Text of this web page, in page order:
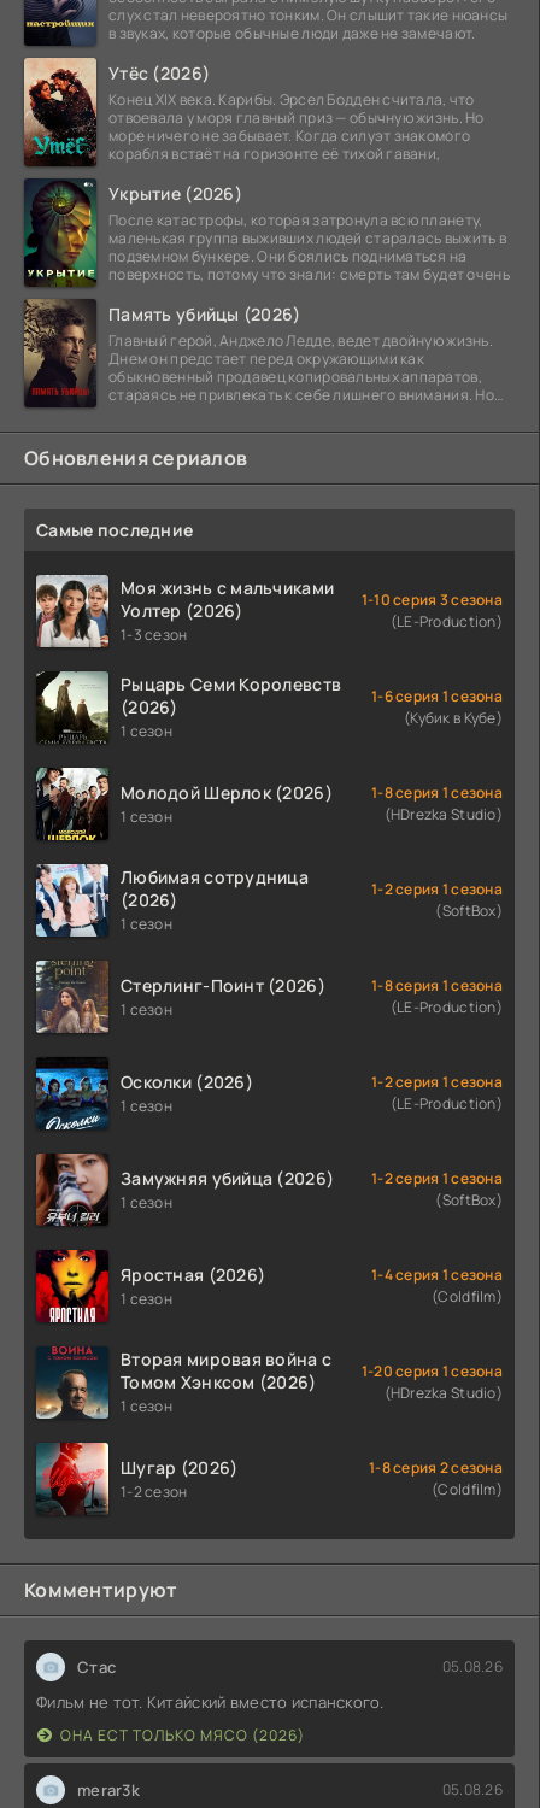
слух стал невероятно тонким. Он слышит такие нюансы
в звуках, которые обычные люди даже не замечают.
Утёс (2026)
Конец XIX века. Карибы. Эрсел Бодден считала, что
отвоевала у моря главный приз — обычную жизнь. Но
море ничего не забывает. Когда силуэт знакомого
корабля встаёт на горизонте её тихой гавани,
Укрытие (2026)
После катастрофы, которая затронула всю планету,
маленькая группа выживших людей старалась выжить в
подземном бункере. Они боялись подниматься на
поверхность, потому что знали: смерть там будет очень
Память убийцы (2026)
Главный герой, Анджело Ледде, ведет двойную жизнь.
Днем он предстает перед окружающими как
обыкновенный продавец копировальных аппаратов,
стараясь не привлекать к себе лишнего внимания. Но
Обновления сериалов
Самые последние
Моя жизнь с мальчиками
Уолтер (2026)
1-3 сезон
1-10 серия 3 сезона
(LE-Production)
Рыцарь Семи Королевств
(2026)
1 сезон
1-6 серия 1 сезона
(Кубик в Кубе)
Молодой Шерлок (2026)
1 сезон
1-8 серия 1 сезона
(HDrezka Studio)
Любимая сотрудница
(2026)
1 сезон
1-2 серия 1 сезона
(SoftBox)
Стерлинг-Поинт (2026)
1 сезон
1-8 серия 1 сезона
(LE-Production)
Осколки (2026)
1 сезон
1-2 серия 1 сезона
(LE-Production)
Замужняя убийца (2026)
1 сезон
1-2 серия 1 сезона
(SoftBox)
Яростная (2026)
1 сезон
1-4 серия 1 сезона
(Coldfilm)
Вторая мировая война с
Томом Хэнксом (2026)
1 сезон
1-20 серия 1 сезона
(HDrezka Studio)
Шугар (2026)
1-2 сезон
1-8 серия 2 сезона
(Coldfilm)
Комментируют
Стас 05.08.26
Фильм не тот. Китайский вместо испанского.
ОНА ЕСТ ТОЛЬКО МЯСО (2026)
merar3k 05.08.26